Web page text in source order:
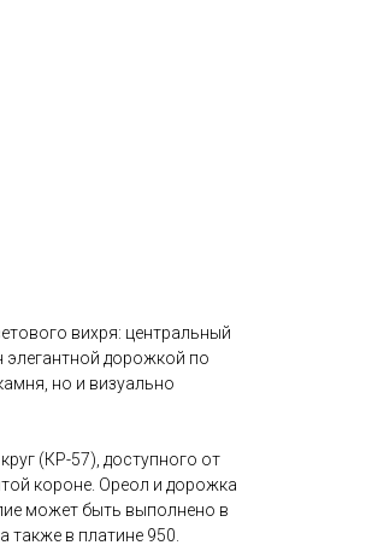
вихря: центральный
дорожкой по
но и визуально
(КР-57), доступного от
короне. Ореол и дорожка
может быть выполнено в
в платине 950.